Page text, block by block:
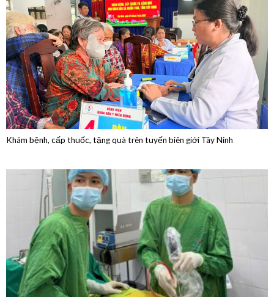
Hành trình mang nhân ái đến với đảo xa – Thắm đượm nghĩa tình Quân
Dân
Khám bệnh, cấp thuốc, tặng quà trên tuyến biên giới Tây Ninh